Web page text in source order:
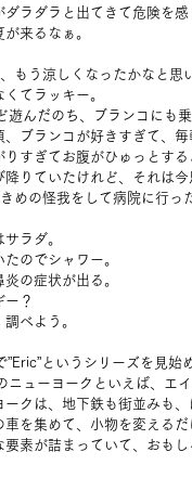
ダラダラと出てきて危険を感
が来るなぁ。
もう涼しくなったかなと思
てラッキー。
遊んだのち、ブランコにも乗
、ブランコが好きすぎて、
りすぎてお腹がひゅっとする
降りていたけれど、それは今
めの怪我をして病院に行っ
ラダ。
たのでシャワー。
炎の症状が出る。
ー？
べよう。
”Eric”というシリーズを見始
ニューヨークといえば、エイ
ークは、地下鉄も街並みも
車を集めて、小物を変えるだ
要素が詰まっていて、おもし